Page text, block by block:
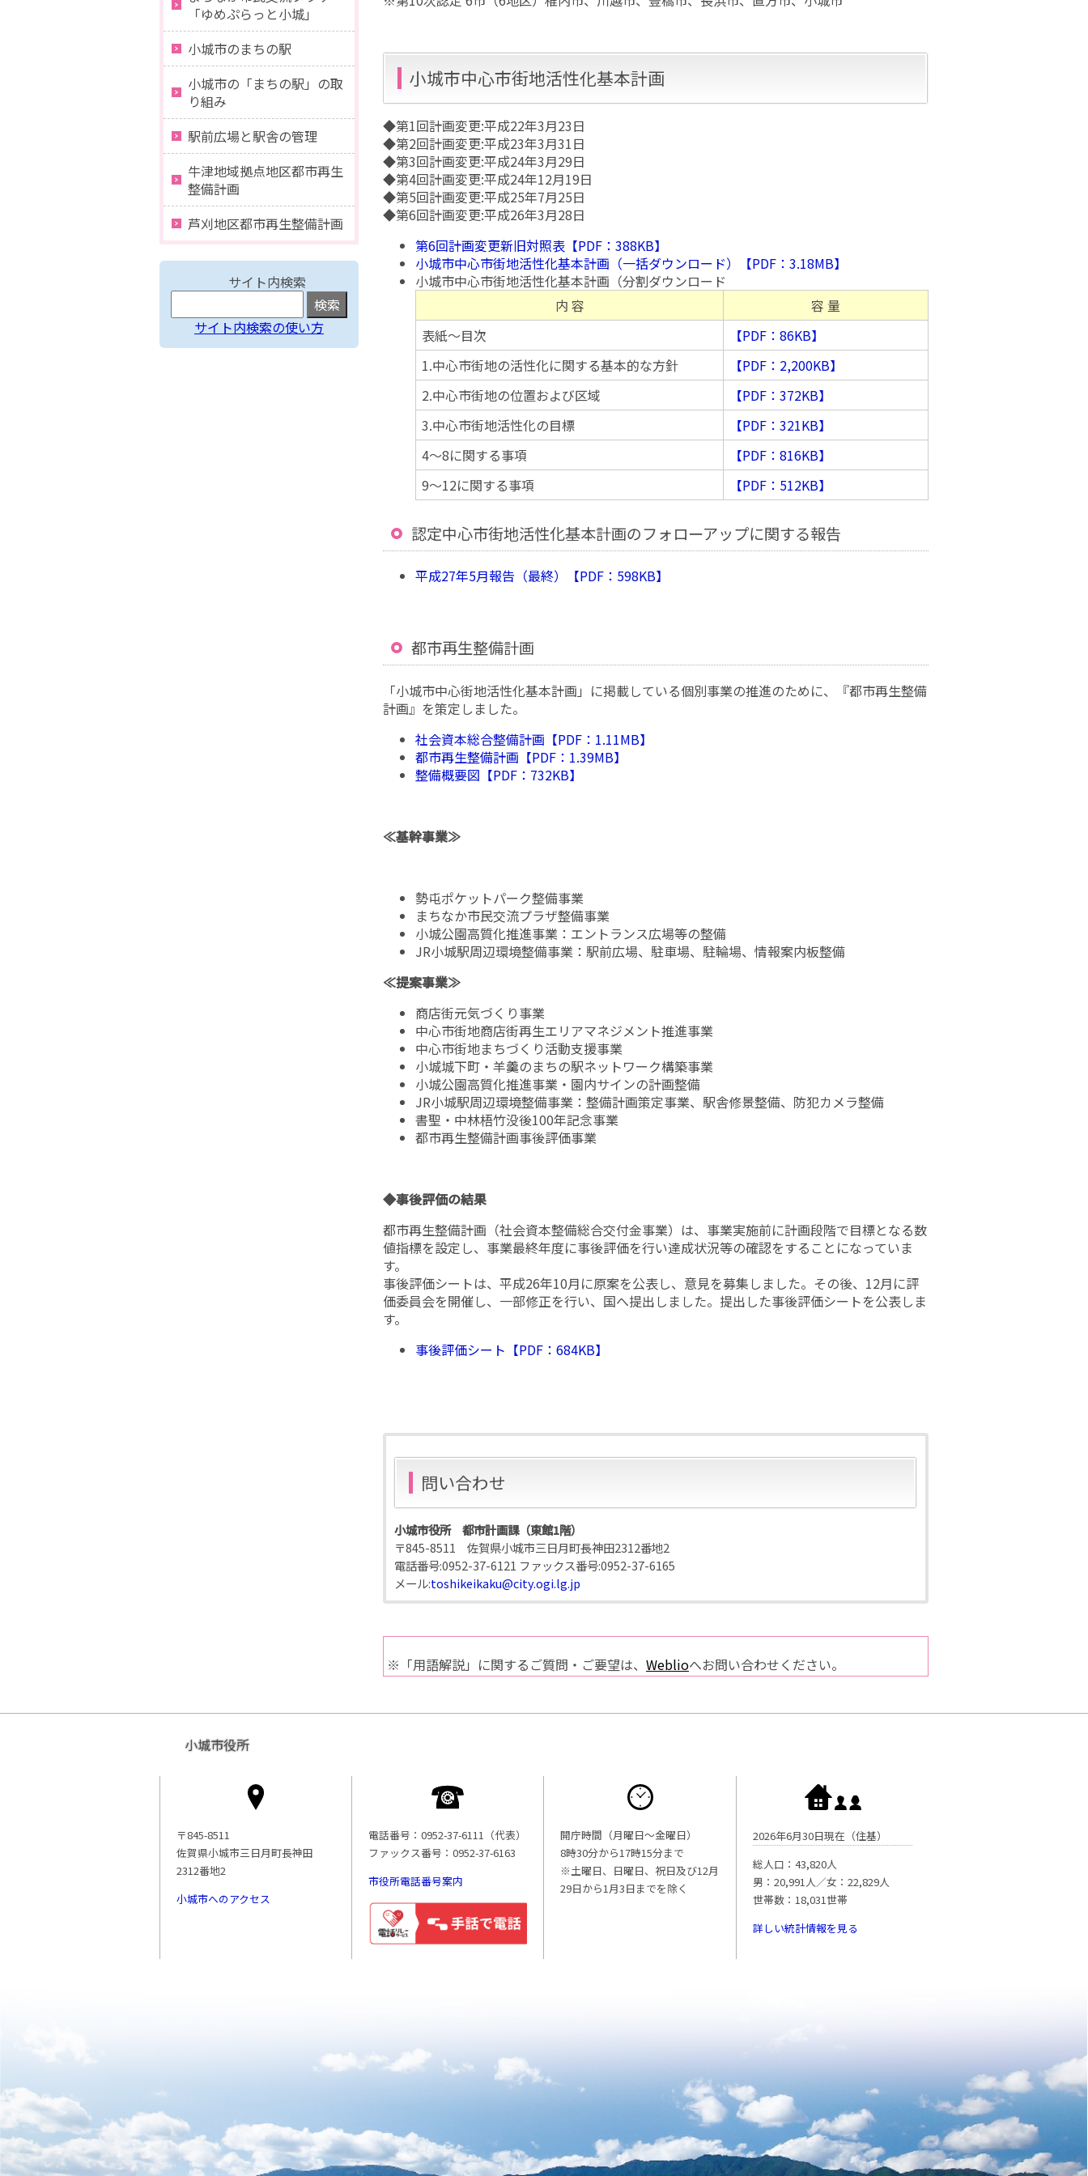
小城市中心市街地活性化基本計画
◆第1回計画変更:平成22年3月23日
◆第2回計画変更:平成23年3月31日
◆第3回計画変更:平成24年3月29日
◆第4回計画変更:平成24年12月19日
◆第5回計画変更:平成25年7月25日
◆第6回計画変更:平成26年3月28日
第6回計画変更新旧対照表【PDF：388KB】
小城市中心市街地活性化基本計画（一括ダウンロード）【PDF：3.18MB】
小城市中心市街地活性化基本計画（分割ダウンロード
内 容
容 量
表紙～目次
【PDF：86KB】
1.中心市街地の活性化に関する基本的な方針
【PDF：2,200KB】
2.中心市街地の位置および区域
【PDF：372KB】
3.中心市街地活性化の目標
【PDF：321KB】
4～8に関する事項
【PDF：816KB】
9～12に関する事項
【PDF：512KB】
認定中心市街地活性化基本計画のフォローアップに関する報告
平成27年5月報告（最終）【PDF：598KB】
都市再生整備計画
「小城市中心街地活性化基本計画」に掲載している個別事業の推進のために、『都市再生整備
計画』を策定しました。
社会資本総合整備計画【PDF：1.11MB】
都市再生整備計画【PDF：1.39MB】
整備概要図【PDF：732KB】
≪基幹事業≫
勢屯ポケットパーク整備事業
まちなか市民交流プラザ整備事業
小城公園高質化推進事業：エントランス広場等の整備
JR小城駅周辺環境整備事業：駅前広場、駐車場、駐輪場、情報案内板整備
≪提案事業≫
商店街元気づくり事業
中心市街地商店街再生エリアマネジメント推進事業
中心市街地まちづくり活動支援事業
小城城下町・羊羹のまちの駅ネットワーク構築事業
小城公園高質化推進事業・園内サインの計画整備
JR小城駅周辺環境整備事業：整備計画策定事業、駅舎修景整備、防犯カメラ整備
書聖・中林梧竹没後100年記念事業
都市再生整備計画事後評価事業
◆事後評価の結果
都市再生整備計画（社会資本整備総合交付金事業）は、事業実施前に計画段階で目標となる数
値指標を設定し、事業最終年度に事後評価を行い達成状況等の確認をすることになっていま
事後評価シートは、平成26年10月に原案を公表し、意見を募集しました。その後、12月に評
価委員会を開催し、一部修正を行い、国へ提出しました。提出した事後評価シートを公表しま
す。
事後評価シート【PDF：684KB】
問い合わせ
小城市役所 都市計画課（東館1階）
〒845-8511 佐賀県小城市三日月町長神田2312番地2
電話番号:0952-37-6121 ファックス番号:0952-37-6165
メール:toshikeikaku@city.ogi.lg.jp
※「用語解説」に関するご質問・ご要望は、 Weblioへお問い合わせください。
「ゆめぷらっと小城」
小城市のまちの駅
小城市の「まちの駅」の取
り組み
駅前広場と駅舎の管理
牛津地域拠点地区都市再生
整備計画
芦刈地区都市再生整備計画
サイト内検索
サイト内検索の使い方
小城市役所
〒845-8511
佐賀県小城市三日月町長神田
2312番地2
小城市へのアクセス
電話番号：0952-37-6111（代表）
ファックス番号：0952-37-6163
市役所電話番号案内
開庁時間（月曜日〜金曜日）
8時30分から17時15分まで
※土曜日、日曜日、祝日及び12月
29日から1月3日までを除く
2026年6月30日現在（住基）
総人口：43,820人
男：20,991人／女：22,829人
世帯数：18,031世帯
詳しい統計情報を見る